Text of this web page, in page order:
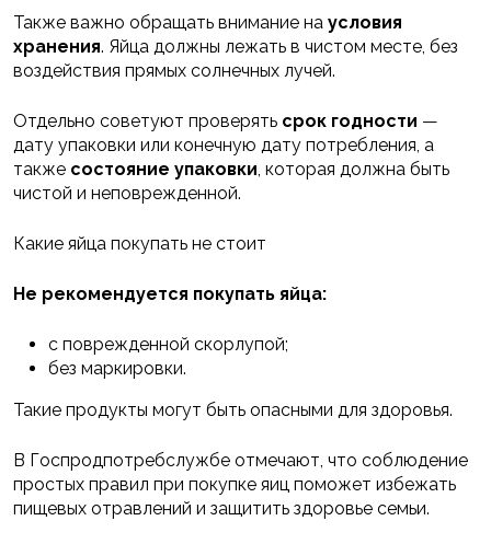
Также важно обращать внимание на условия
хранения. Яйца должны лежать в чистом месте, без
воздействия прямых солнечных лучей.
Отдельно советуют проверять срок годности —
дату упаковки или конечную дату потребления, а
также состояние упаковки, которая должна быть
чистой и неповрежденной.
Какие яйца покупать не стоит
Не рекомендуется покупать яйца:
с поврежденной скорлупой;
без маркировки.
Такие продукты могут быть опасными для здоровья.
В Госпродпотребслужбе отмечают, что соблюдение
простых правил при покупке яиц поможет избежать
пищевых отравлений и защитить здоровье семьи.